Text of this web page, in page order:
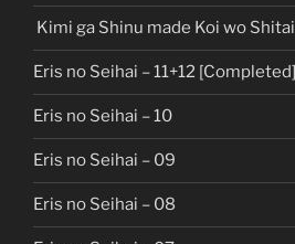
Kimi ga Shinu made Koi wo Shitai
Eris no Seihai – 11+12 [Completed]
Eris no Seihai – 10
Eris no Seihai – 09
Eris no Seihai – 08